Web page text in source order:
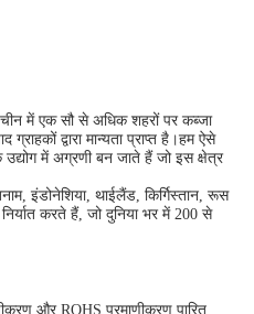
में एक सौ से अधिक शहरों पर कब्जा
द्वारा मान्यता प्राप्त है।हम ऐसे
में अग्रणी बन जाते हैं जो इस क्षेत्र
इंडोनेशिया, थाईलैंड, किर्गिस्तान, रूस
करते हैं, जो दुनिया भर में 200 से
और ROHS प्रमाणीकरण पारित